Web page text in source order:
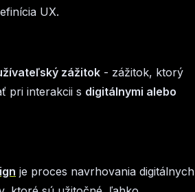
UX.
zážitok - zážitok, ktorý
pri interakcii s digitálnymi alebo
je proces navrhovania digitálnych